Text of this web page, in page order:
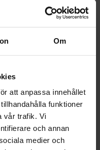
Om
att anpassa innehållet
funktioner
vår trafik. Vi
och annan
medier och
stora problemet är
i det
Stärk
och ta bort